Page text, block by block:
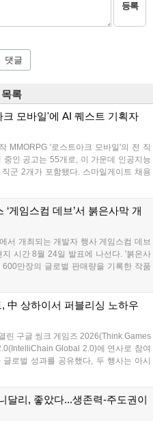
등록
댓글
록
모바일'에 AI 퀘스트 기획자
MMORPG '로스트아크 모바일'의 전 직
중인 공고는 55개로, 이 가운데 인공지능
군 2개가 포함됐다. 스마일게이트 채용
임기획·게임개발·그래픽·QA·운영서비
게임스컴 데브’서 붉은사막 개
서 개최되는 개발자 행사 게임스컴 데브
시간 8월 24일 발표에 나선다. '붉은사
만장의 글로벌 판매량을 기록한 작품
에 따르면 2026년 미국 비디오게임 판
中 상하이서 퍼블리싱 노하우
린 구글 씽크 게임즈 2026(Think Games
Global 2.0)에 연사로 참여
로벌 성과를 공유했다, 두 행사는 아시
나조이 2026 개막에 맞춰 개최된 글로
달리, 좋았다...생존력-주도권이